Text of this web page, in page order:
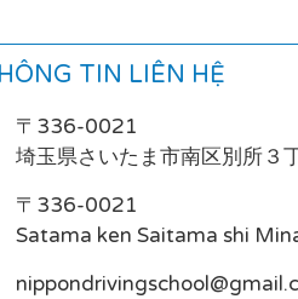
TIN LIÊN HỆ
〒336-0021
埼玉県さいたま市南区別所３
〒336-0021
Satama ken Saitama shi